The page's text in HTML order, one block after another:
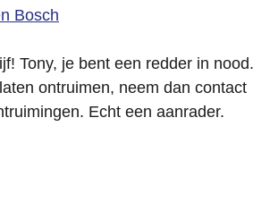
Bosch
Tony, je bent een redder in nood.
ontruimen, neem dan contact
Echt een aanrader.